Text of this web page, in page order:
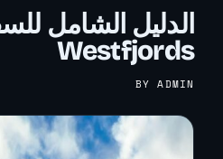
الدليل الشامل
Westfjords
BY ADMIN